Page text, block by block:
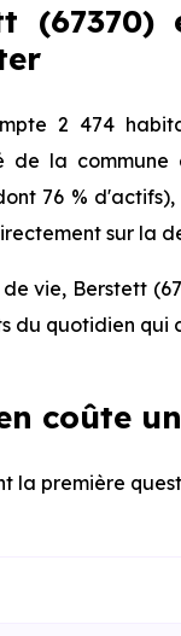
2 474
de la commune
76 % d'actifs),
sur la
vie, Berstett
du quotidien qui
coûte
la première